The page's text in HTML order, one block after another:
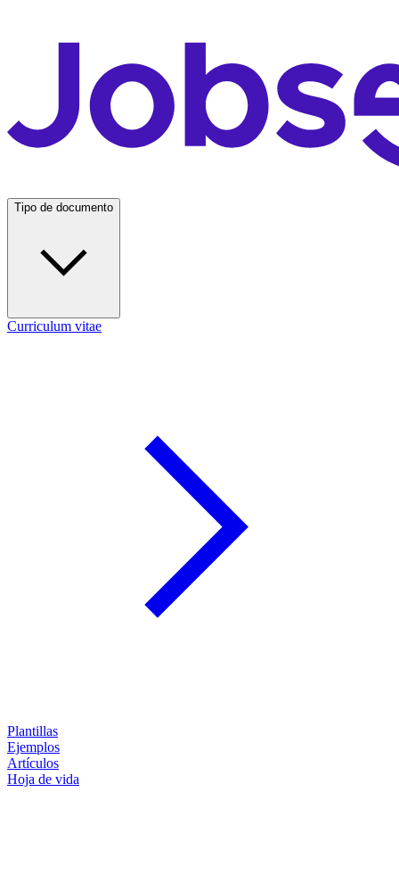
Tipo de documento
Curriculum vitae
Plantillas
Ejemplos
Artículos
Hoja de vida